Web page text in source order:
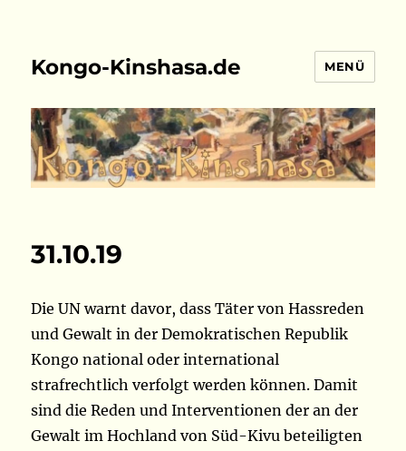
Kongo-Kinshasa.de MENÜ
31.10.19
Die UN warnt davor, dass Täter von Hassreden
und Gewalt in der Demokratischen Republik
Kongo national oder international
strafrechtlich verfolgt werden können. Damit
sind die Reden und Interventionen der an der
Gewalt im Hochland von Süd-Kivu beteiligten